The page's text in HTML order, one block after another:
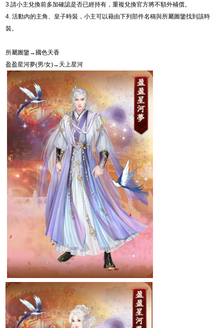
3.請小主兌換前多加確認是否已經持有，重複兌換官方將不額外補償。
4. 活動內的主角、皇子時裝，小主可以藉由下列部件名稱與所屬圖鑒找到該時
裝。
所屬圖鑒→國色天香
盈盈星河夢(男/女)→ 天上星河